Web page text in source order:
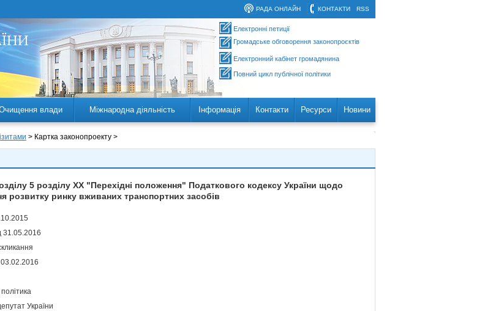
RSS
КОНТАКТИ
РАДА ОНЛАЙН
Електронні петиції
Громадське обговорення законопроєктів
Електронний кабінет громадянина
Повний цикл публічної політики
влади Міжнародна діяльність Інформація Контакти Ресурси Новини
> Картка законопроекту >
5 розділу ХХ "Перехідні положення" Податкового кодексу України щодо
розвитку ринку вживаних транспортних засобів
31.05.2016
03.02.2016
України